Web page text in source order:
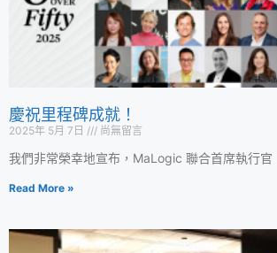
慶祝里程碑成就！
2025年 5月 7日 尚無留言
我們非常榮幸地宣布，MaLogic 聯合首席執行官
Read More »